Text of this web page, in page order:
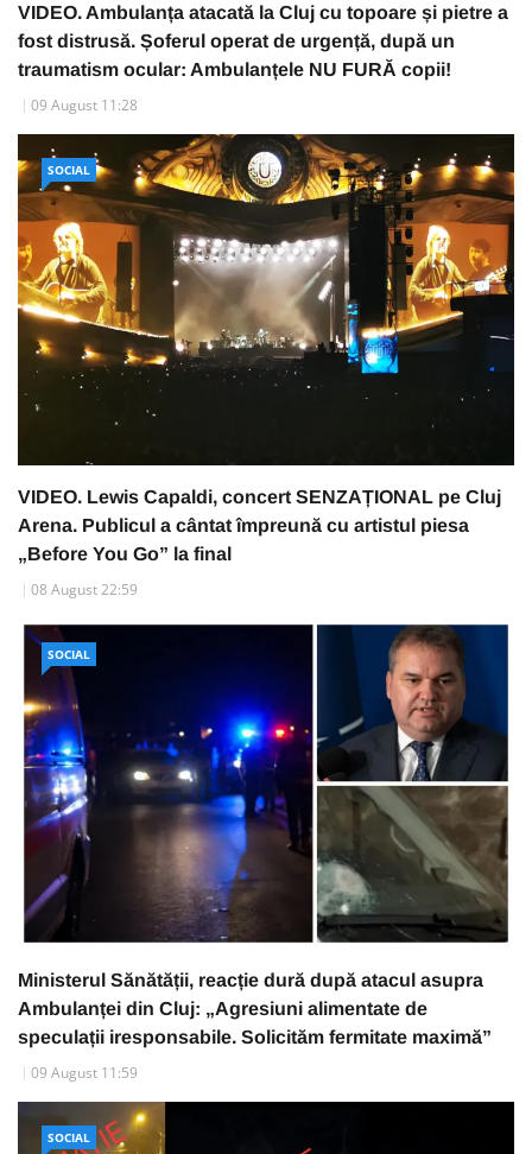
VIDEO. Ambulanța atacată la Cluj cu topoare și pietre a
fost distrusă. Șoferul operat de urgență, după un
traumatism ocular: Ambulanțele NU FURĂ copii!
09 August 11:28
SOCIAL
VIDEO. Lewis Capaldi, concert SENZAȚIONAL pe Cluj
Arena. Publicul a cântat împreună cu artistul piesa
„Before You Go” la final
08 August 22:59
SOCIAL
Ministerul Sănătății, reacție dură după atacul asupra
Ambulanței din Cluj: „Agresiuni alimentate de
speculații iresponsabile. Solicităm fermitate maximă”
09 August 11:59
SOCIAL